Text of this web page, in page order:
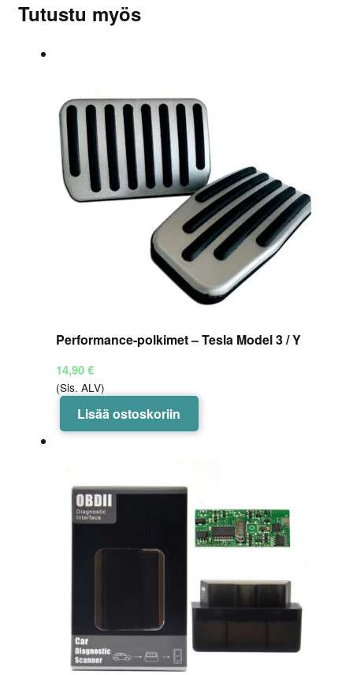
Tutustu myös
Performance-polkimet – Tesla Model 3 / Y
14,90€
(Sis. ALV)
Lisää ostoskoriin